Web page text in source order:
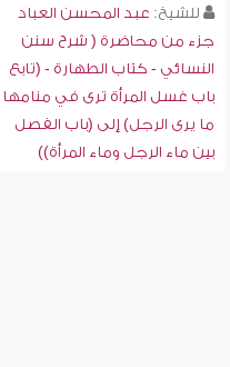
للشيخ: عبد المحسن العباد
جزء من محاضرة ( شرح سنن
النسائي - كتاب الطهارة - (تابع
باب غسل المرأة ترى في منامها
ما يرى الرجل) إلى (باب الفصل
بين ماء الرجل وماء المرأة))